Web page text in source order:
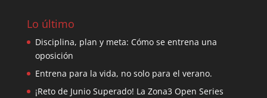
Lo último
Disciplina, plan y meta: Cómo se entrena una
oposición
Entrena para la vida, no solo para el verano.
¡Reto de Junio Superado! La Zona3 Open Series